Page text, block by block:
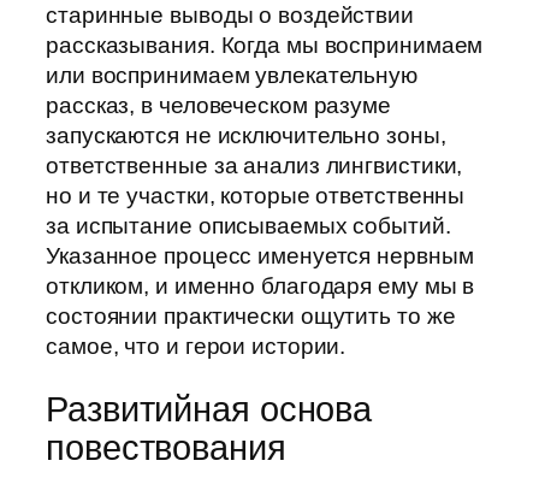
старинные выводы о воздействии
рассказывания. Когда мы воспринимаем
или воспринимаем увлекательную
рассказ, в человеческом разуме
запускаются не исключительно зоны,
ответственные за анализ лингвистики,
но и те участки, которые ответственны
за испытание описываемых событий.
Указанное процесс именуется нервным
откликом, и именно благодаря ему мы в
состоянии практически ощутить то же
самое, что и герои истории.
Развитийная основа
повествования